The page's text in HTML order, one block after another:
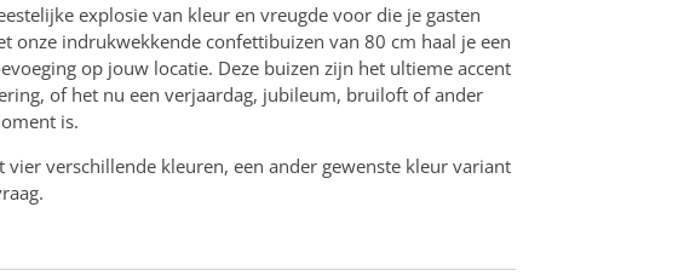
explosie van kleur en vreugde voor die je gasten
onze indrukwekkende confettibuizen van 80 cm haal je een
op jouw locatie. Deze buizen zijn het ultieme accent
of het nu een verjaardag, jubileum, bruiloft of ander
is.
vier verschillende kleuren, een ander gewenste kleur variant